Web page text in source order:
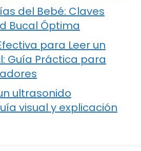
del Bebé: Claves
Bucal Óptima
para Leer un
Guía Práctica para
ultrasonido
visual y explicación